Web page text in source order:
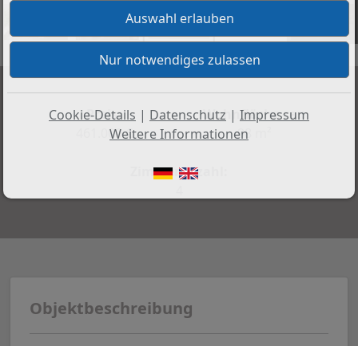
Preis:
461.000 €
Wohnfläche ca.:
98 m²
Zimmeranzahl:
Objektbeschreibung
Cookie-Details | Datenschutz | Impressum
Weitere Informationen